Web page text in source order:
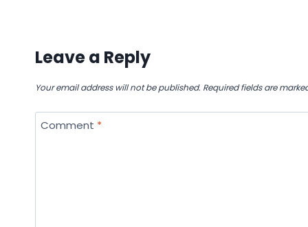
Leave a Reply
Your email address will not be published. Required fields are
Comment *